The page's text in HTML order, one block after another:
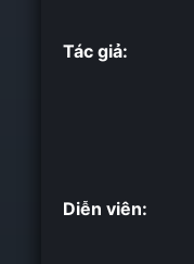
Tác giả:
Diễn viên: